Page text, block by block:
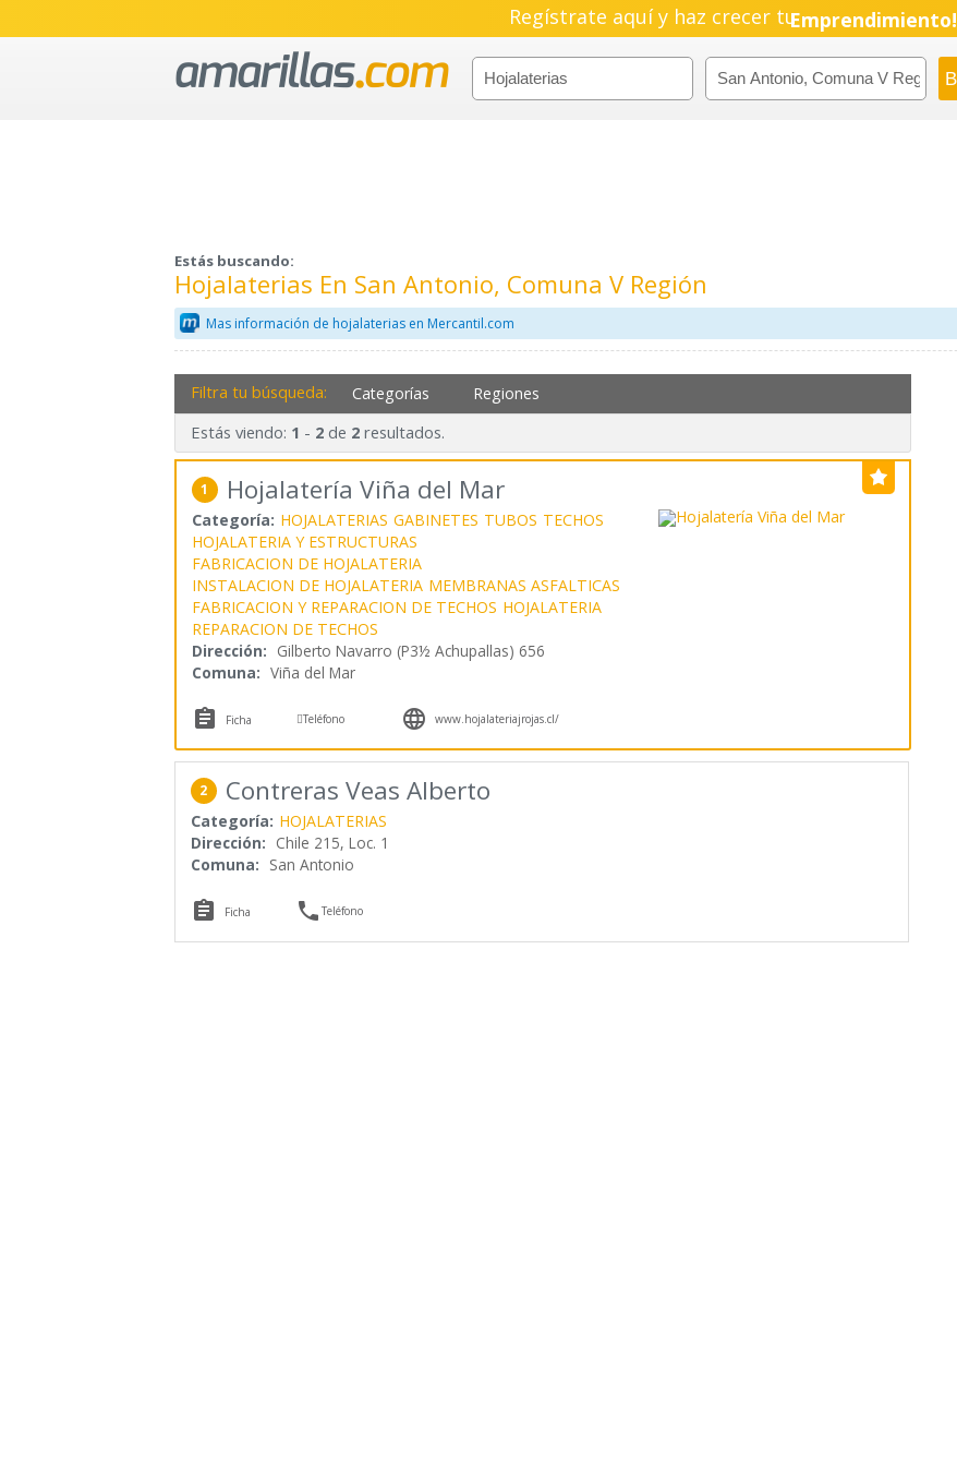
Regístrate aquí y haz crecer tuEmprendimiento!
Estás buscando:
Hojalaterias En San Antonio, Comuna V Región
Mas información de hojalaterias en Mercantil.com
Filtra tu búsqueda: Categorías Regiones
Estás viendo: 1 - 2de 2resultados.
1 Hojalatería Viña del Mar
Categoría: HOJALATERIAS GABINETES TUBOS TECHOS
HOJALATERIA Y ESTRUCTURAS
FABRICACION DE HOJALATERIA
INSTALACION DE HOJALATERIA MEMBRANAS ASFALTICAS
FABRICACION Y REPARACION DE TECHOS HOJALATERIA
REPARACION DE TECHOS
Dirección: Gilberto Navarro (P3½ Achupallas) 656
Comuna: Viña del Mar
 Ficha Teléfono  www.hojalateriajrojas.cl/
2 Contreras Veas Alberto
Categoría: HOJALATERIAS
Dirección: Chile 215, Loc. 1
Comuna: San Antonio
 Ficha Teléfono